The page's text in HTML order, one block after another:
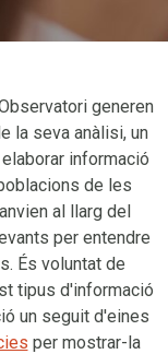
generen
la seva anàlisi, un
informació
de les
al llarg del
per entendre
És voluntat de
tipus d'informació
un seguit d'eines
per mostrar-la